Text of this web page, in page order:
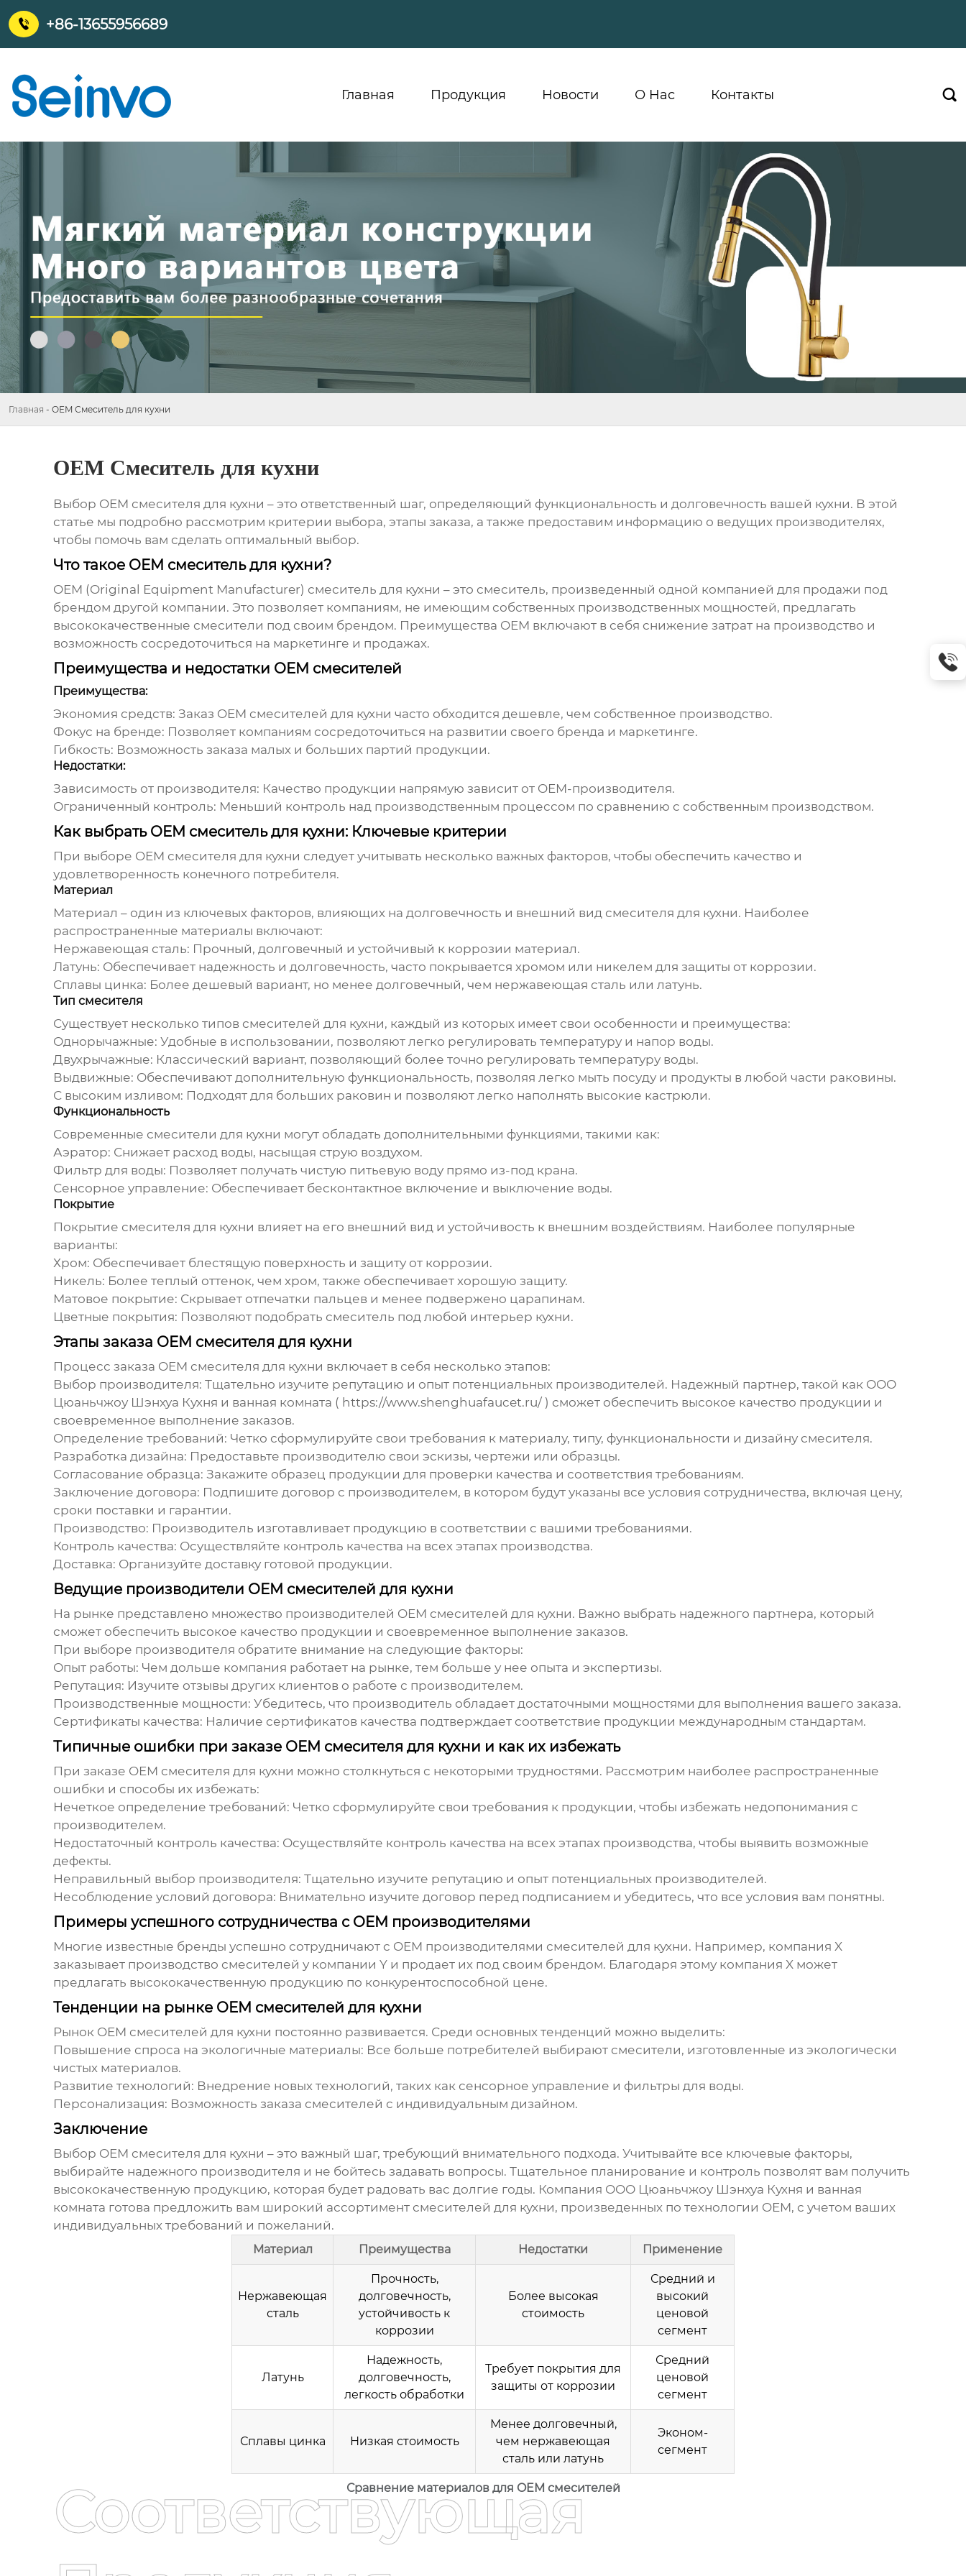
 +86-13655956689
Главная Продукция Новости О Hас Контакты 
Главная - OEM Смеситель для кухни
OEM Смеситель для кухни
Выбор OEM смесителя для кухни – это ответственный шаг, определяющий функциональность и долговечность вашей кухни. В этой
статье мы подробно рассмотрим критерии выбора, этапы заказа, а также предоставим информацию о ведущих производителях,
чтобы помочь вам сделать оптимальный выбор.
Что такое OEM смеситель для кухни?
OEM (Original Equipment Manufacturer) смеситель для кухни – это смеситель, произведенный одной компанией для продажи под
брендом другой компании. Это позволяет компаниям, не имеющим собственных производственных мощностей, предлагать
высококачественные смесители под своим брендом. Преимущества OEM включают в себя снижение затрат на производство и
возможность сосредоточиться на маркетинге и продажах.
Преимущества и недостатки OEM смесителей
Преимущества:
Экономия средств: Заказ OEM смесителей для кухни часто обходится дешевле, чем собственное производство.
Фокус на бренде: Позволяет компаниям сосредоточиться на развитии своего бренда и маркетинге.
Гибкость: Возможность заказа малых и больших партий продукции.
Недостатки:
Зависимость от производителя: Качество продукции напрямую зависит от OEM-производителя.
Ограниченный контроль: Меньший контроль над производственным процессом по сравнению с собственным производством.
Как выбрать OEM смеситель для кухни: Ключевые критерии
При выборе OEM смесителя для кухни следует учитывать несколько важных факторов, чтобы обеспечить качество и
удовлетворенность конечного потребителя.
Материал
Материал – один из ключевых факторов, влияющих на долговечность и внешний вид смесителя для кухни. Наиболее
распространенные материалы включают:
Нержавеющая сталь: Прочный, долговечный и устойчивый к коррозии материал.
Латунь: Обеспечивает надежность и долговечность, часто покрывается хромом или никелем для защиты от коррозии.
Сплавы цинка: Более дешевый вариант, но менее долговечный, чем нержавеющая сталь или латунь.
Тип смесителя
Существует несколько типов смесителей для кухни, каждый из которых имеет свои особенности и преимущества:
Однорычажные: Удобные в использовании, позволяют легко регулировать температуру и напор воды.
Двухрычажные: Классический вариант, позволяющий более точно регулировать температуру воды.
Выдвижные: Обеспечивают дополнительную функциональность, позволяя легко мыть посуду и продукты в любой части раковины.
С высоким изливом: Подходят для больших раковин и позволяют легко наполнять высокие кастрюли.
Функциональность
Современные смесители для кухни могут обладать дополнительными функциями, такими как:
Аэратор: Снижает расход воды, насыщая струю воздухом.
Фильтр для воды: Позволяет получать чистую питьевую воду прямо из-под крана.
Сенсорное управление: Обеспечивает бесконтактное включение и выключение воды.
Покрытие
Покрытие смесителя для кухни влияет на его внешний вид и устойчивость к внешним воздействиям. Наиболее популярные
варианты:
Хром: Обеспечивает блестящую поверхность и защиту от коррозии.
Никель: Более теплый оттенок, чем хром, также обеспечивает хорошую защиту.
Матовое покрытие: Скрывает отпечатки пальцев и менее подвержено царапинам.
Цветные покрытия: Позволяют подобрать смеситель под любой интерьер кухни.
Этапы заказа OEM смесителя для кухни
Процесс заказа OEM смесителя для кухни включает в себя несколько этапов:
Выбор производителя: Тщательно изучите репутацию и опыт потенциальных производителей. Надежный партнер, такой как ООО
Цюаньчжоу Шэнхуа Кухня и ванная комната ( https://www.shenghuafaucet.ru/) сможет обеспечить высокое качество продукции и
своевременное выполнение заказов.
Определение требований: Четко сформулируйте свои требования к материалу, типу, функциональности и дизайну смесителя.
Разработка дизайна: Предоставьте производителю свои эскизы, чертежи или образцы.
Согласование образца: Закажите образец продукции для проверки качества и соответствия требованиям.
Заключение договора: Подпишите договор с производителем, в котором будут указаны все условия сотрудничества, включая цену,
сроки поставки и гарантии.
Производство: Производитель изготавливает продукцию в соответствии с вашими требованиями.
Контроль качества: Осуществляйте контроль качества на всех этапах производства.
Доставка: Организуйте доставку готовой продукции.
Ведущие производители OEM смесителей для кухни
На рынке представлено множество производителей OEM смесителей для кухни. Важно выбрать надежного партнера, который
сможет обеспечить высокое качество продукции и своевременное выполнение заказов.
При выборе производителя обратите внимание на следующие факторы:
Опыт работы: Чем дольше компания работает на рынке, тем больше у нее опыта и экспертизы.
Репутация: Изучите отзывы других клиентов о работе с производителем.
Производственные мощности: Убедитесь, что производитель обладает достаточными мощностями для выполнения вашего заказа.
Сертификаты качества: Наличие сертификатов качества подтверждает соответствие продукции международным стандартам.
Типичные ошибки при заказе OEM смесителя для кухни и как их избежать
При заказе OEM смесителя для кухни можно столкнуться с некоторыми трудностями. Рассмотрим наиболее распространенные
ошибки и способы их избежать:
Нечеткое определение требований: Четко сформулируйте свои требования к продукции, чтобы избежать недопонимания с
производителем.
Недостаточный контроль качества: Осуществляйте контроль качества на всех этапах производства, чтобы выявить возможные
дефекты.
Неправильный выбор производителя: Тщательно изучите репутацию и опыт потенциальных производителей.
Несоблюдение условий договора: Внимательно изучите договор перед подписанием и убедитесь, что все условия вам понятны.
Примеры успешного сотрудничества с OEM производителями
Многие известные бренды успешно сотрудничают с OEM производителями смесителей для кухни. Например, компания X
заказывает производство смесителей у компании Y и продает их под своим брендом. Благодаря этому компания X может
предлагать высококачественную продукцию по конкурентоспособной цене.
Тенденции на рынке OEM смесителей для кухни
Рынок OEM смесителей для кухни постоянно развивается. Среди основных тенденций можно выделить:
Повышение спроса на экологичные материалы: Все больше потребителей выбирают смесители, изготовленные из экологически
чистых материалов.
Развитие технологий: Внедрение новых технологий, таких как сенсорное управление и фильтры для воды.
Персонализация: Возможность заказа смесителей с индивидуальным дизайном.
Заключение
Выбор OEM смесителя для кухни – это важный шаг, требующий внимательного подхода. Учитывайте все ключевые факторы,
выбирайте надежного производителя и не бойтесь задавать вопросы. Тщательное планирование и контроль позволят вам получить
высококачественную продукцию, которая будет радовать вас долгие годы. Компания ООО Цюаньчжоу Шэнхуа Кухня и ванная
комната готова предложить вам широкий ассортимент смесителей для кухни, произведенных по технологии OEM, с учетом ваших
индивидуальных требований и пожеланий.
Сравнение материалов для OEM смесителей
Материал Преимущества Недостатки Применение
Нержавеющая
сталь
Прочность,
долговечность,
устойчивость к
коррозии
Более высокая
стоимость
Средний и
высокий
ценовой
сегмент
Латунь
Надежность,
долговечность,
легкость обработки
Требует покрытия для
защиты от коррозии
Средний
ценовой
сегмент
Сплавы цинка Низкая стоимость
Менее долговечный,
чем нержавеющая
сталь или латунь
Эконом-
сегмент
Соответствующая